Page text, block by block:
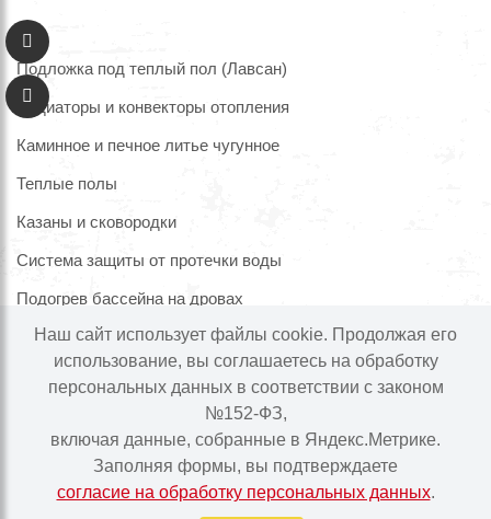
Подложка под теплый пол (Лавсан)
Радиаторы и конвекторы отопления
Каминное и печное литье чугунное
Теплые полы
Казаны и сковородки
Система защиты от протечки воды
Подогрев бассейна на дровах
Информация на сайте не является публичной офертой.
Наличие и цены товара могут меняться, просьба
уточнять у менеджера при подтверждении заказа.
Наш сайт использует файлы cookie. Продолжая его
использование, вы соглашаетесь на обработку
персональных данных в соответствии с законом
№152-ФЗ,
включая данные, собранные в Яндекс.Метрике.
Заполняя формы, вы подтверждаете
согласие на обработку персональных данных.